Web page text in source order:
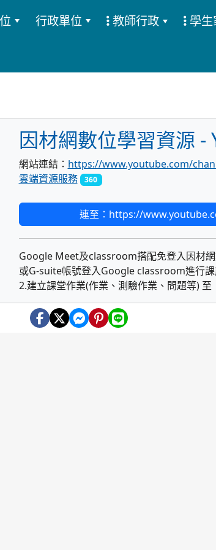
行政單位 教師行政
學
因材網數位學習資源 -
網站連結： https://www.youtube.com/
雲端資源服務
360
連至：https://
Google Meet及classroom搭配免登入因材
或G-suite帳號登入Google classroom進行
2.建立課堂作業(作業、測驗作業、問題等) 至